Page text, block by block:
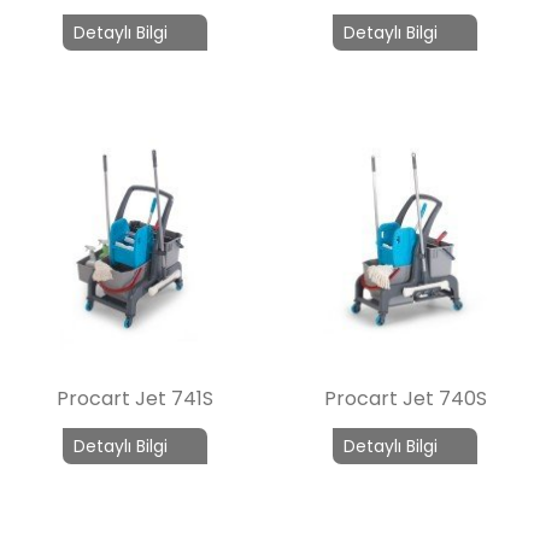
Detaylı Bilgi Detaylı Bilgi
Procart Jet 741S
Detaylı Bilgi
Procart Jet 740S
Detaylı Bilgi